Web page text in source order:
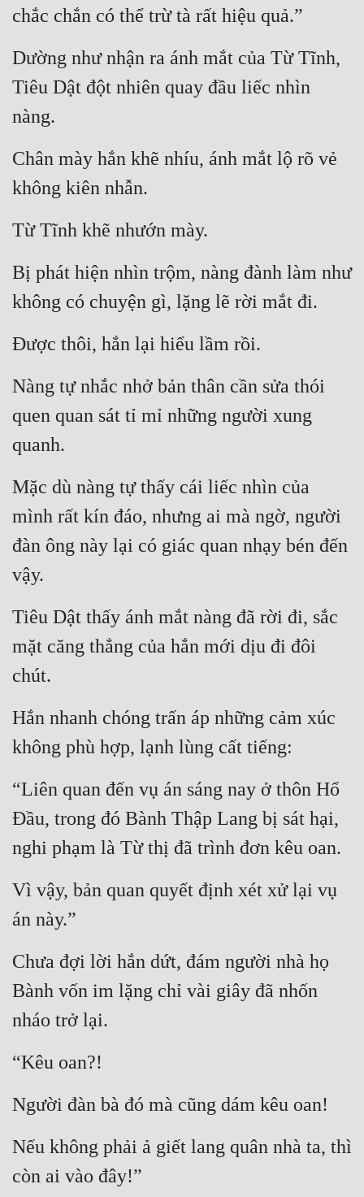
chắc chắn có thể trừ tà rất hiệu quả.”
Dường như nhận ra ánh mắt của Từ Tĩnh,
Tiêu Dật đột nhiên quay đầu liếc nhìn
nàng.
Chân mày hắn khẽ nhíu, ánh mắt lộ rõ vẻ
không kiên nhẫn.
Từ Tĩnh khẽ nhướn mày.
Bị phát hiện nhìn trộm, nàng đành làm như
không có chuyện gì, lặng lẽ rời mắt đi.
Được thôi, hắn lại hiểu lầm rồi.
Nàng tự nhắc nhở bản thân cần sửa thói
quen quan sát tỉ mỉ những người xung
quanh.
Mặc dù nàng tự thấy cái liếc nhìn của
mình rất kín đáo, nhưng ai mà ngờ, người
đàn ông này lại có giác quan nhạy bén đến
vậy.
Tiêu Dật thấy ánh mắt nàng đã rời đi, sắc
mặt căng thẳng của hắn mới dịu đi đôi
chút.
Hắn nhanh chóng trấn áp những cảm xúc
không phù hợp, lạnh lùng cất tiếng:
“Liên quan đến vụ án sáng nay ở thôn Hổ
Đầu, trong đó Bành Thập Lang bị sát hại,
nghi phạm là Từ thị đã trình đơn kêu oan.
Vì vậy, bản quan quyết định xét xử lại vụ
án này.”
Chưa đợi lời hắn dứt, đám người nhà họ
Bành vốn im lặng chỉ vài giây đã nhốn
nháo trở lại.
“Kêu oan?!
Người đàn bà đó mà cũng dám kêu oan!
Nếu không phải ả giết lang quân nhà ta, thì
còn ai vào đây!”